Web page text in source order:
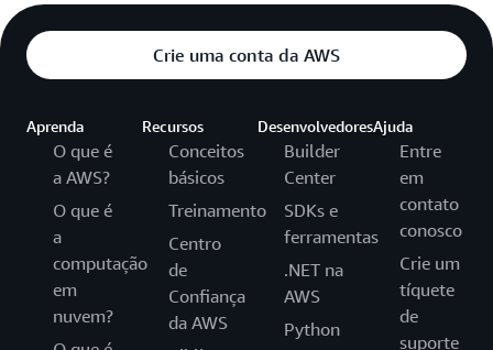
Crie uma conta da AWS
Aprenda
O que é
a AWS?
O que é
a
computação
em
nuvem?
Recursos
Conceitos
básicos
Treinamento
Centro
de
Confiança
da AWS
Desenvolvedores
Builder
Center
SDKs e
ferramentas
.NET na
AWS
Python
Ajuda
Entre
em
contato
conosco
Crie um
tíquete
de
suporte